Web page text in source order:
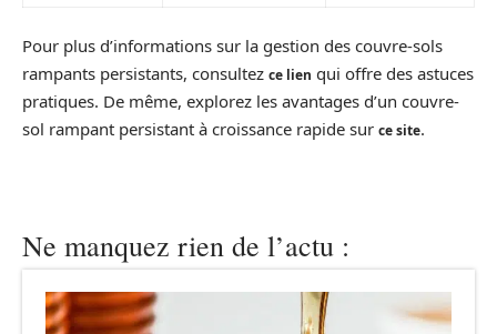
Pour plus d’informations sur la gestion des couvre-sols
rampants persistants, consultez ce lien qui offre des astuces
pratiques. De même, explorez les avantages d’un couvre-
sol rampant persistant à croissance rapide sur ce site.
Ne manquez rien de l’actu :